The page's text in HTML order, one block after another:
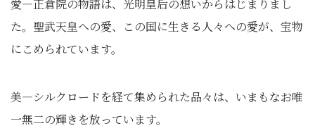
愛―正倉院の物語は、光明皇后の想いからはじまりまし
た。聖武天皇への愛、この国に生きる人々への愛が、宝物
にこめられています。
美―シルクロードを経て集められた品々は、いまもなお唯
一無二の輝きを放っています。